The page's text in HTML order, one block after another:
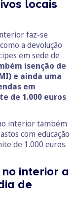
locais
faz-se
a devolução
em sede de
isenção de
e ainda uma
em
de 1.000 euros
interior também
com educação
de 1.000 euros.
interior a
de